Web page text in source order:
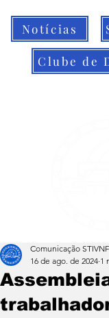
Notícias
Clube de
Comunicação STIVNF
16 de ago. de 2024 1